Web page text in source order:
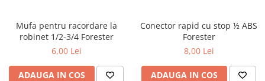
Trafaleti speciali
Truse de tubulare si chei
Mufa pentru racordare la
robinet 1/2-3/4 Forester
6,00 Lei
ADAUGA IN COS
Conector rapid cu stop ½ ABS
Forester
8,00 Lei
ADAUGA IN COS